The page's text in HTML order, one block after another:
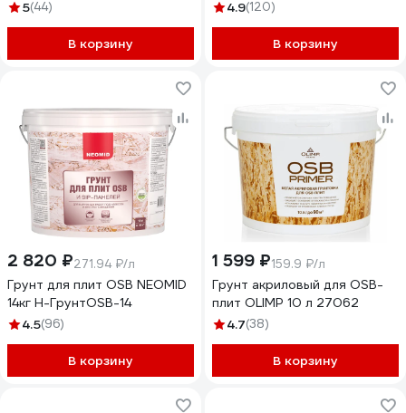
наполнителем) 4300008115
5(44)
В корзину
4.9(120)
В корзину
2 820 ₽271.94 ₽/л
Грунт для плит OSB NEOMID
14кг Н-ГрунтOSB-14
4.5(96)
В корзину
1 599 ₽159.9 ₽/л
Грунт акриловый для OSB-
плит OLIMP 10 л 27062
4.7(38)
В корзину